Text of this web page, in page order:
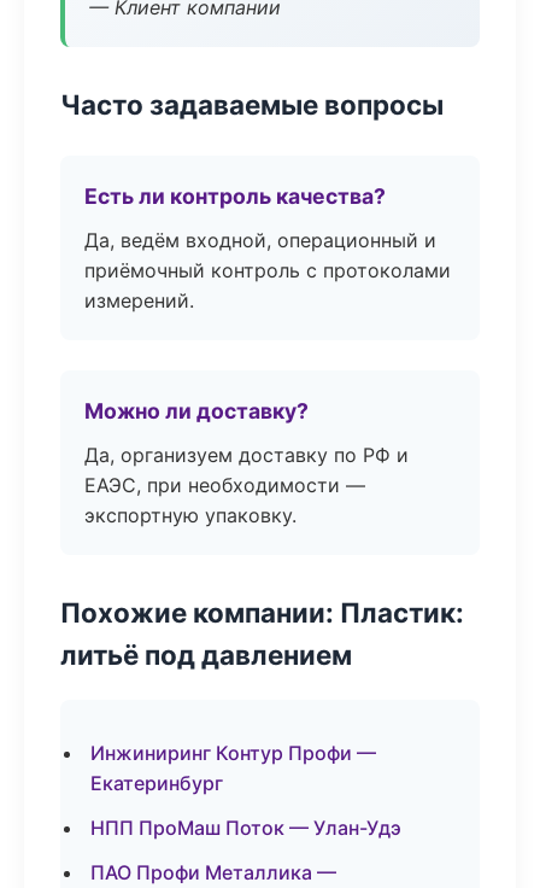
— Клиент компании
Часто задаваемые вопросы
Есть ли контроль качества?
Да, ведём входной, операционный и
приёмочный контроль с протоколами
измерений.
Можно ли доставку?
Да, организуем доставку по РФ и
ЕАЭС, при необходимости —
экспортную упаковку.
Похожие компании: Пластик:
литьё под давлением
Инжиниринг Контур Профи —
Екатеринбург
НПП ПроМаш Поток — Улан-Удэ
ПАО Профи Металлика —